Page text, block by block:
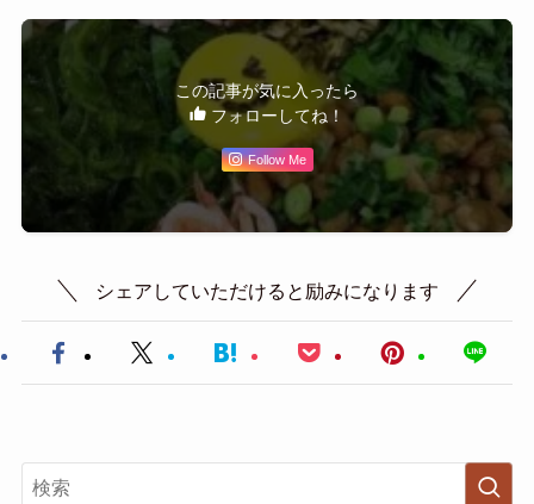
この記事が気に入ったら
フォローしてね！
Follow Me
シェアしていただけると励みになります